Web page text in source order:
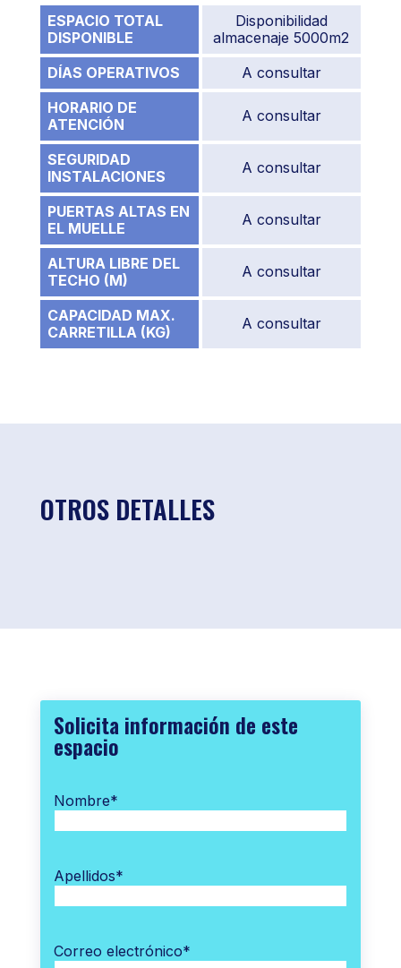
ESPACIO TOTAL
DISPONIBLE
Disponibilidad
almacenaje 5000m2
DÍAS OPERATIVOS
A consultar
HORARIO DE
ATENCIÓN
A consultar
SEGURIDAD
INSTALACIONES
A consultar
PUERTAS ALTAS EN
EL MUELLE
A consultar
ALTURA LIBRE DEL
TECHO (M)
A consultar
CAPACIDAD MAX.
CARRETILLA (KG)
A consultar
OTROS DETALLES
Solicita información de este
espacio
Nombre*
Apellidos*
Correo electrónico*